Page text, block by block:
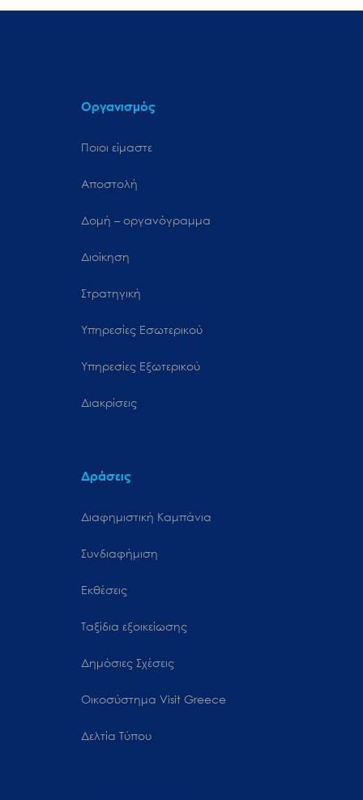
Οργανισμός
Ποιοι είμαστε
Αποστολή
Δομή – οργανόγραμμα
Διοίκηση
Στρατηγική
Υπηρεσίες Εσωτερικού
Υπηρεσίες Εξωτερικού
Διακρίσεις
Δράσεις
Διαφημιστική Καμπάνια
Συνδιαφήμιση
Εκθέσεις
Ταξίδια εξοικείωσης
Δημόσιες Σχέσεις
Oικοσύστημα Visit Greece
Δελτία Τύπου